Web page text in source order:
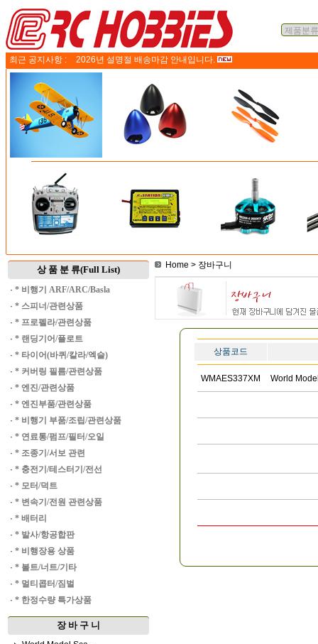
최근 공지사항 : 2026년 설명절 배송마감 안내입니다.
상 품 분 류(Full List)
· * 비행기 ARF/ARC/Basla
· * 스피너/관련상품
· * 프로펠라/관련상품
· * 랜딩기어/플로트
· * 타이어(바퀴/칼라/엑슬)
· * 커버링 필름/관련상품
· * 엔진/관련상품
· * 엔진부품/관련상품
· * 비행기 부품/조립/관련상품
· * 연료통/펌프/필터/오일
· * 조종기/서보 관련
· * 충전기/테스터기/전선
· * 모터/덕트
· * 변속기/전원 관련상품
· * 배터리
· * 발사/항공합판
· * 비행장용 상품
· * 볼트/너트/기타
· * 멀티콥터/짐벌
· * 한정수량 특가상품
장 바 구 니
Home > 장바구니
상품코드
WMAES337XM World